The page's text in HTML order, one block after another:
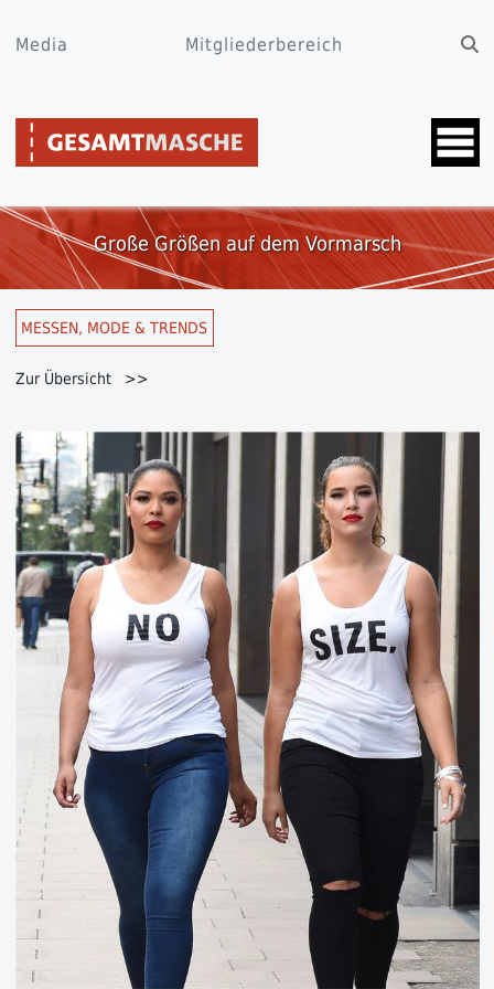
Media Mitgliederbereich
Große Größen auf dem Vormarsch
MESSEN, MODE & TRENDS
Zur Übersicht >>